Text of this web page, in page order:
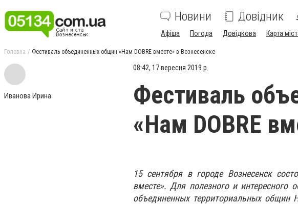
Новини Довідник
Афіша Погода Довідкова Карта
Головна Фестиваль объединенных общин «Нам DOBRE вместе» в Вознесенске
Иванова Ирина
08:42, 17 вересня 2019 р.
Фестиваль
«Нам DOBRE
15 сентября в городе Вознесенск
вместе». Для полезного и интересного
объединенных территориальных общин